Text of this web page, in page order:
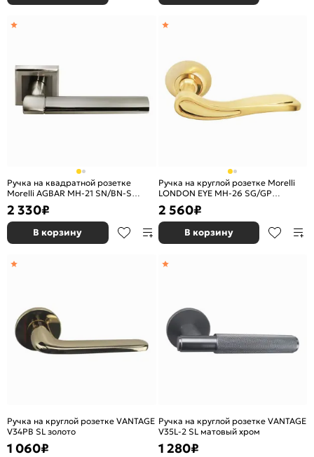
Ручка на квадратной розетке
Morelli AGBAR MH-21 SN/BN-S
белый никель/черный никель
2 330₽
В корзину
Ручка на круглой розетке Morelli
LONDON EYE MH-26 SG/GP
матовое золото/золото
2 560₽
В корзину
Ручка на круглой розетке VANTAGE
V34PB SL золото
1 060₽
Ручка на круглой розетке VANTAGE
V35L-2 SL матовый хром
1 280₽